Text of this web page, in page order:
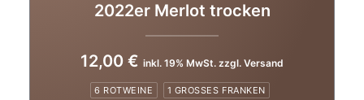
2022er Merlot trocken
12,00 € inkl. 19% MwSt. zzgl. Versand
6 ROTWEINE 1 GROSSES FRANKEN